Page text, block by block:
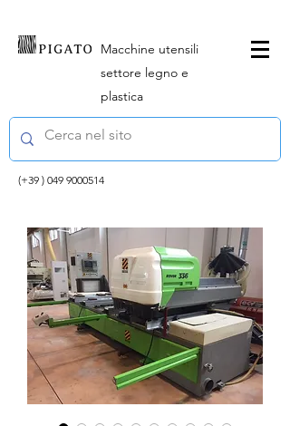
Macchine utensili
settore legno e
plastica
(+39 ) 049 9000514